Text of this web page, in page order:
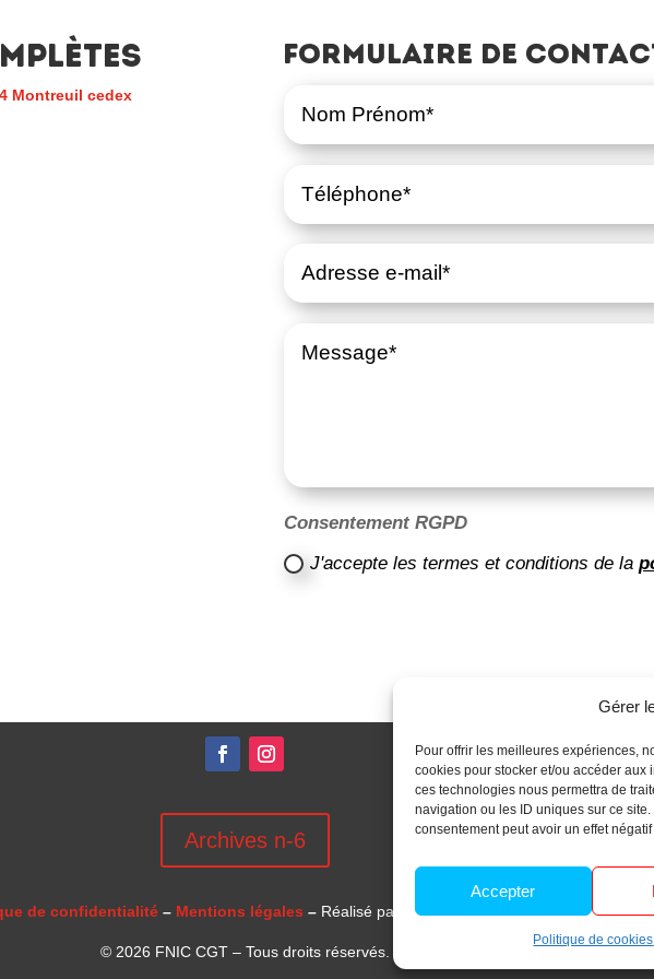
Gérer
Pour offrir les meilleures expériences,
cookies pour stocker et/ou accéder
ces technologies nous permettra de
navigation ou les ID uniques sur ce
consentement peut avoir un effet
Accepter
Politique de cookies
Montreuil cedex
Formulaire de
Consentement RGPD
J'accepte les termes et conditions de la
Archives n-6
de confidentialité– Mentions légales – Réalisé par l’agence Ouacom
© 2026 FNIC CGT – Tous droits réservés.